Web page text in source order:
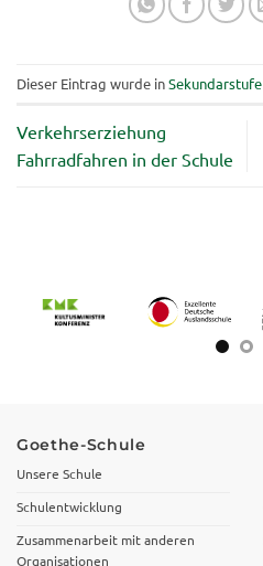
Dieser Eintrag wurde inSekundarstufe
Verkehrserziehung
Fahrradfahren in der Schule
Goethe-Schule
Unsere Schule
Schulentwicklung
Zusammenarbeit mit anderen
Organisationen